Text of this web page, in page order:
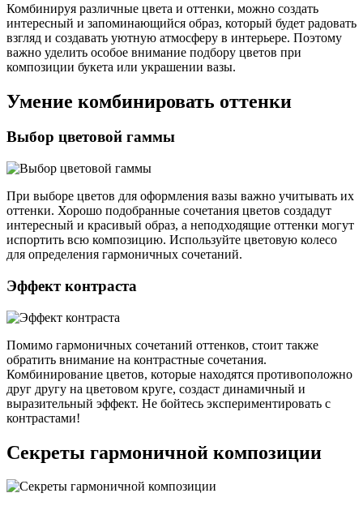
Комбинируя различные цвета и оттенки, можно создать
интересный и запоминающийся образ, который будет радовать
взгляд и создавать уютную атмосферу в интерьере. Поэтому
важно уделить особое внимание подбору цветов при
композиции букета или украшении вазы.
Умение комбинировать оттенки
Выбор цветовой гаммы
При выборе цветов для оформления вазы важно учитывать их
оттенки. Хорошо подобранные сочетания цветов создадут
интересный и красивый образ, а неподходящие оттенки могут
испортить всю композицию. Используйте цветовую колесо
для определения гармоничных сочетаний.
Эффект контраста
Помимо гармоничных сочетаний оттенков, стоит также
обратить внимание на контрастные сочетания.
Комбинирование цветов, которые находятся противоположно
друг другу на цветовом круге, создаст динамичный и
выразительный эффект. Не бойтесь экспериментировать с
контрастами!
Секреты гармоничной композиции